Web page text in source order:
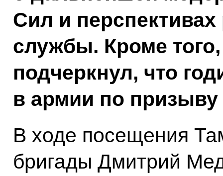
Сил и перспективах
службы. Кроме того,
подчеркнул, что
в армии по призыву
В ходе посещения
бригады Дмитрий